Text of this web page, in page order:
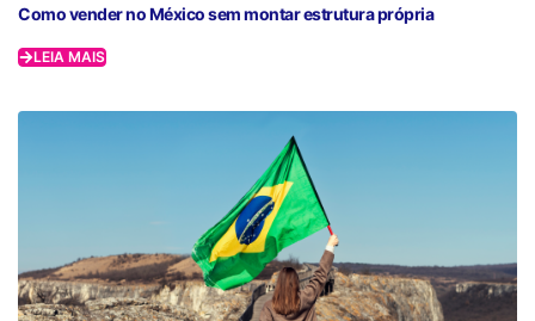
Como vender no México sem montar estrutura própria
LEIA MAIS